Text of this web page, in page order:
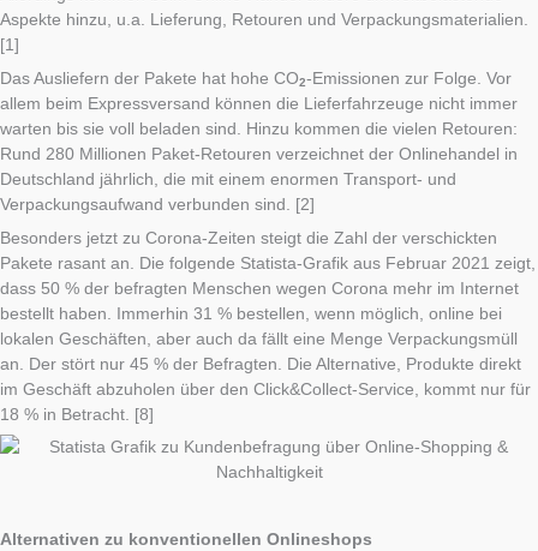
Aspekte hinzu, u.a. Lieferung, Retouren und Verpackungsmaterialien.
[1]
Das Ausliefern der Pakete hat hohe CO2-Emissionen zur Folge. Vor
allem beim Expressversand können die Lieferfahrzeuge nicht immer
warten bis sie voll beladen sind. Hinzu kommen die vielen Retouren:
Rund 280 Millionen Paket-Retouren verzeichnet der Onlinehandel in
Deutschland jährlich, die mit einem enormen Transport- und
Verpackungsaufwand verbunden sind. [2]
Besonders jetzt zu Corona-Zeiten steigt die Zahl der verschickten
Pakete rasant an. Die folgende Statista-Grafik aus Februar 2021 zeigt,
dass 50 % der befragten Menschen wegen Corona mehr im Internet
bestellt haben. Immerhin 31 % bestellen, wenn möglich, online bei
lokalen Geschäften, aber auch da fällt eine Menge Verpackungsmüll
an. Der stört nur 45 % der Befragten. Die Alternative, Produkte direkt
im Geschäft abzuholen über den Click&Collect-Service, kommt nur für
18 % in Betracht. [8]
Alternativen zu konventionellen Onlineshops